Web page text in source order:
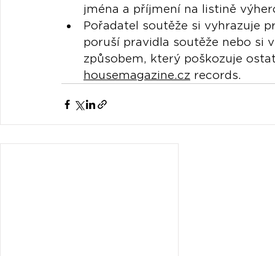
jména a příjmení na listině
Pořadatel soutěže si vyhrazuje
poruší pravidla soutěže nebo si
způsobem, který poškozuje
housemagazine.cz records.